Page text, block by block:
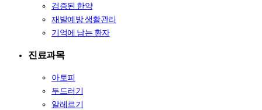
검증된 한약
재발예방 생활관리
기억에 남는 환자
진료과목
아토피
두드러기
알레르기